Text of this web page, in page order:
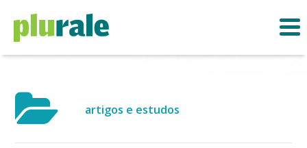
artigos e estudos